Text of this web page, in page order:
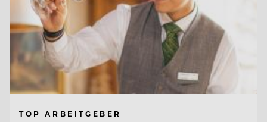
TOP ARBEITGEBER